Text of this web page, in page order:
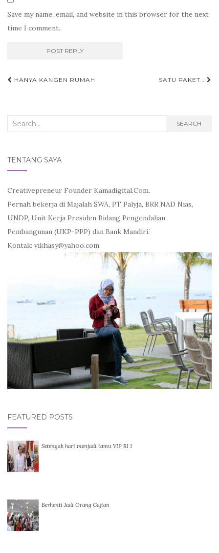
Save my name, email, and website in this browser for the next
time I comment.
Post
HANYA KANGEN RUMAH SATU PAKET…
Search
SEARCH
TENTANG SAYA
Creativepreneur Founder Kamadigital.Com.
Pernah bekerja di Majalah SWA, PT Palyja, BRR NAD Nias,
UNDP, Unit Kerja Presiden Bidang Pengendalian
Pembangunan (UKP-PPP) dan Bank Mandiri.’
Kontak: vikhasy@yahoo.com
FEATURED POSTS
Setengah hari menjadi tamu VIP RI 1
Berhenti Jadi Orang Gajian